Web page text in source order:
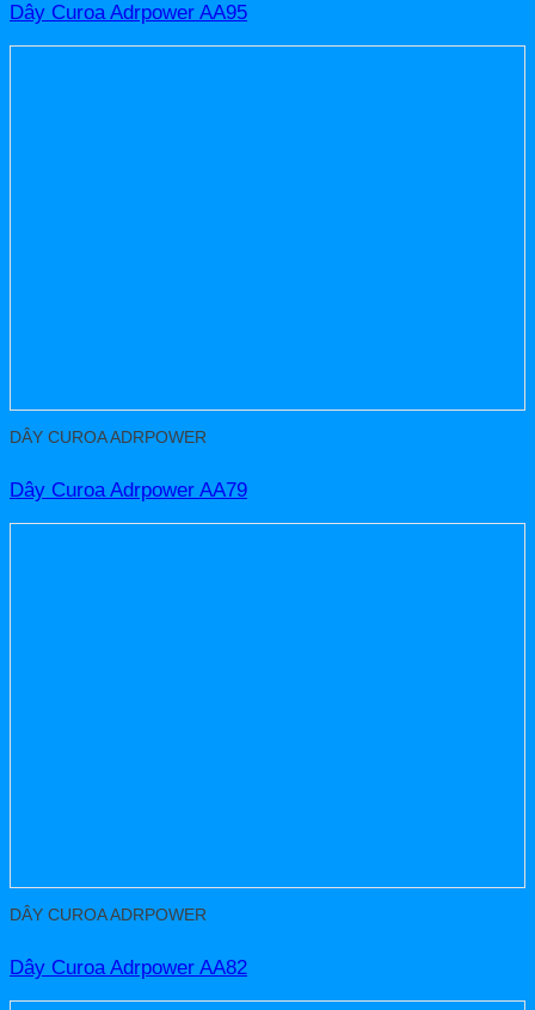
Dây Curoa Adrpower AA95
DÂY CUROA ADRPOWER
Dây Curoa Adrpower AA79
DÂY CUROA ADRPOWER
Dây Curoa Adrpower AA82